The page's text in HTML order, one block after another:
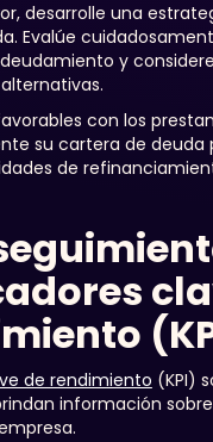
desarrolle una
Evalúe
y
con los
su cartera de deuda
de
de rendimiento (KPI)
información